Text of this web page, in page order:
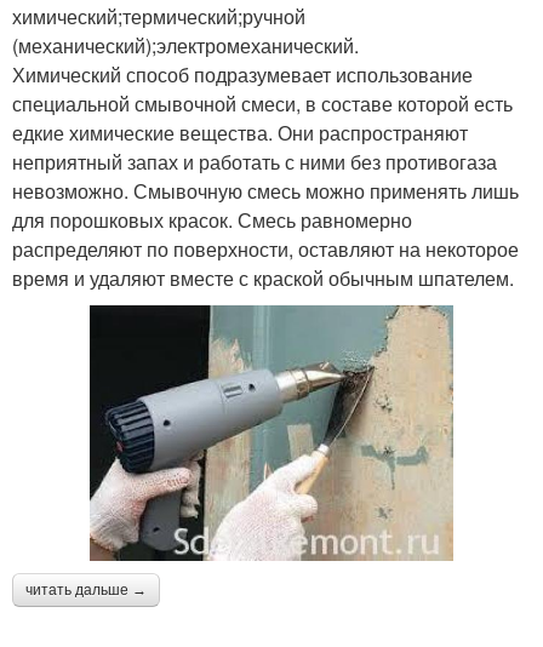
химический;термический;ручной
(механический);электромеханический.
Химический способ подразумевает использование
специальной смывочной смеси, в составе которой есть
едкие химические вещества. Они распространяют
неприятный запах и работать с ними без противогаза
невозможно. Смывочную смесь можно применять лишь
для порошковых красок. Смесь равномерно
распределяют по поверхности, оставляют на некоторое
время и удаляют вместе с краской обычным шпателем.
читать дальше →